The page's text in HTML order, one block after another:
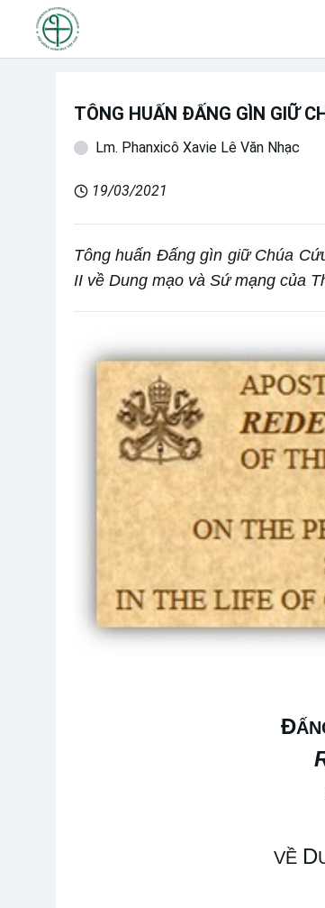
TÔNG HUẤN ĐẤNG GÌN GIỮ
Lm. Phanxicô Xavie Lê Văn Nhạc
19/03/2021
Tông huấn Đấng gìn giữ Chúa
II về Dung mạo và Sứ mạng của
Đ
VỀ D